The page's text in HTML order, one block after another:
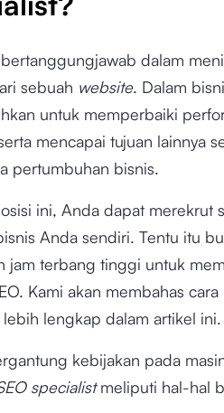
dalam
sebuah website. Dalam
untuk memperbaiki
mencapai tujuan lainnya
pertumbuhan bisnis.
ini, Anda dapat merekrut
Anda sendiri. Tentu itu
jam terbang tinggi untuk
Kami akan membahas cara
lengkap dalam artikel ini.
kebijakan pada
specialistmeliputi hal-hal